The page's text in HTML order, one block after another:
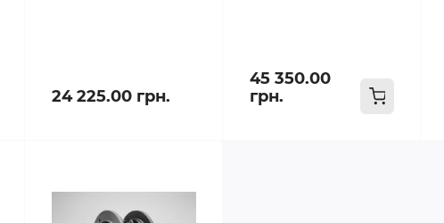
24 225.00 грн.
45 350.00
грн.